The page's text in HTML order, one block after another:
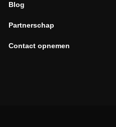
Blog
Partnerschap
Contact opnemen